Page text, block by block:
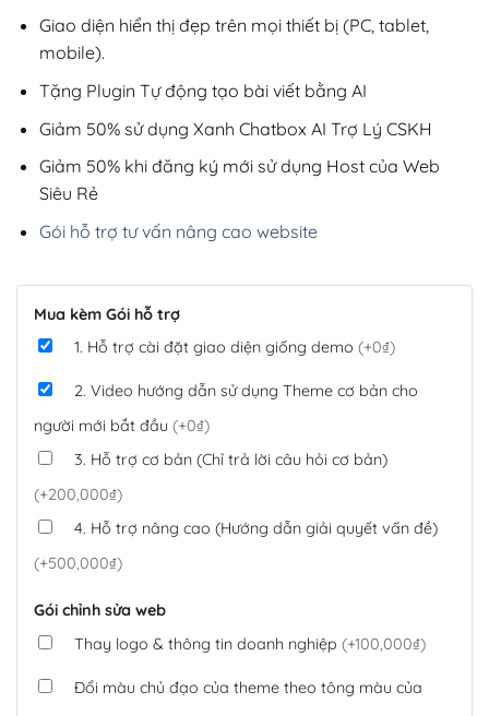
Giao diện hiển thị đẹp trên mọi thiết bị (PC, tablet,
mobile).
Tặng Plugin Tự động tạo bài viết bằng AI
Giảm 50% sử dụng Xanh Chatbox AI Trợ Lý CSKH
Giảm 50% khi đăng ký mới sử dụng Host của Web
Siêu Rẻ
Gói hỗ trợ tư vấn nâng cao website
Mua kèm Gói hỗ trợ
1. Hỗ trợ cài đặt giao diện giống demo (+0₫)
2. Video hướng dẫn sử dụng Theme cơ bản cho
người mới bắt đầu (+0₫)
3. Hỗ trợ cơ bản (Chỉ trả lời câu hỏi cơ bản)
(+200,000₫)
4. Hỗ trợ nâng cao (Hướng dẫn giải quyết vấn đề)
(+500,000₫)
Gói chỉnh sửa web
Thay logo & thông tin doanh nghiệp (+100,000₫)
Đổi màu chủ đạo của theme theo tông màu của